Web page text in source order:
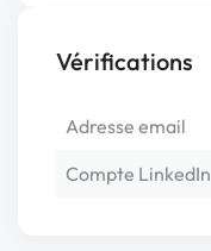
Vérifications
Adresse email
Compte LinkedIn